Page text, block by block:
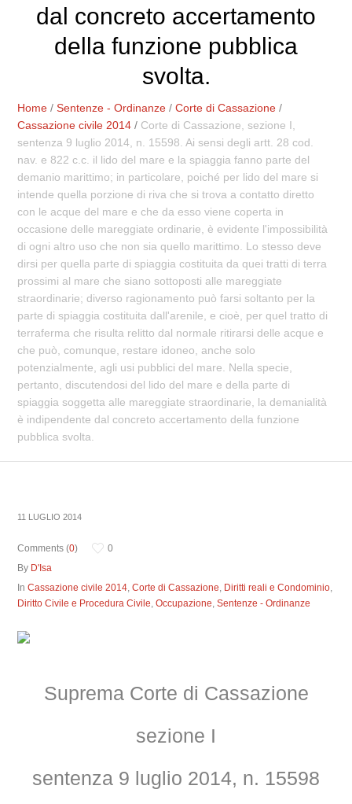
dal concreto accertamento
della funzione pubblica
svolta.
Home /Sentenze - Ordinanze /Corte di Cassazione /
Cassazione civile 2014 / Corte di Cassazione, sezione I,
sentenza 9 luglio 2014, n. 15598. Ai sensi degli artt. 28 cod.
nav. e 822 c.c. il lido del mare e la spiaggia fanno parte del
demanio marittimo; in particolare, poiché per lido del mare si
intende quella porzione di riva che si trova a contatto diretto
con le acque del mare e che da esso viene coperta in
occasione delle mareggiate ordinarie, è evidente l'impossibilità
di ogni altro uso che non sia quello marittimo. Lo stesso deve
dirsi per quella parte di spiaggia costituita da quei tratti di terra
prossimi al mare che siano sottoposti alle mareggiate
straordinarie; diverso ragionamento può farsi soltanto per la
parte di spiaggia costituita dall'arenile, e cioè, per quel tratto di
terraferma che risulta relitto dal normale ritirarsi delle acque e
che può, comunque, restare idoneo, anche solo
potenzialmente, agli usi pubblici del mare. Nella specie,
pertanto, discutendosi del lido del mare e della parte di
spiaggia soggetta alle mareggiate straordinarie, la demanialità
è indipendente dal concreto accertamento della funzione
pubblica svolta.
11 LUGLIO 2014
Comments (0)
0
By D'Isa
InCassazione civile 2014,Corte di Cassazione, Diritti reali e Condominio,
Diritto Civile e Procedura Civile,Occupazione,Sentenze - Ordinanze
Suprema Corte di Cassazione
sezione I
sentenza 9 luglio 2014, n. 15598